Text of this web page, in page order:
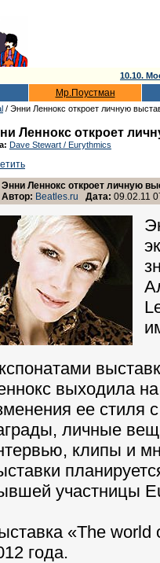
10.10.
Мр.Поустман
/ Энни Леннокс откроет личную
Леннокс откроет
Dave Stewart / Eurythmics
Энни Леннокс откроет личную
Автор: Beatles.ru Дата: 09.02.11
выходила
ее стиля
личные
клипы и
участницы
«The world
года.